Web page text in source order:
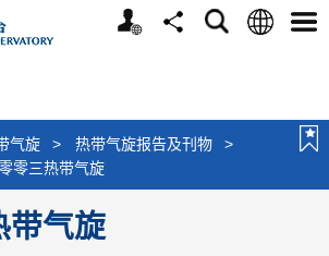
个
分
搜
语
选
气旋 > 热带气旋报告及刊物
>
零三热带气旋
带气旋